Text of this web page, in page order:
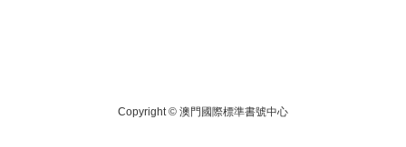
Copyright © 澳門國際標準書號中心